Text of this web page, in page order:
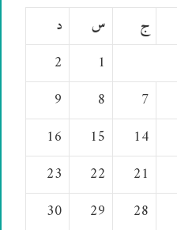
ج س
د
1
2
7
8
9
14
15
16
21
22
23
28
29
30